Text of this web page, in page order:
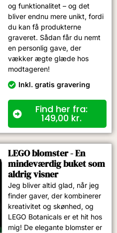
og funktionalitet – og det
bliver endnu mere unikt, fordi
du kan få produkterne
graveret. Sådan får du nemt
en personlig gave, der
vækker ægte glæde hos
modtageren!
Inkl. gratis gravering
Find her fra:
149,00 kr.
LEGO blomster - En
mindeværdig buket som
aldrig visner
Jeg bliver altid glad, når jeg
finder gaver, der kombinerer
kreativitet og skønhed, og
LEGO Botanicals er et hit hos
mig! De elegante blomster er